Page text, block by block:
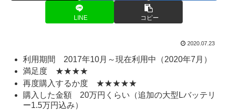
LINE コピー
2020.07.23
利用期間 2017年10月～現在利用中（2020年7月）
満足度 ★★★★
再度購入するか度 ★★★★★
購入した金額 20万円くらい（追加の大型Lバッテリ
ー1.5万円込み）